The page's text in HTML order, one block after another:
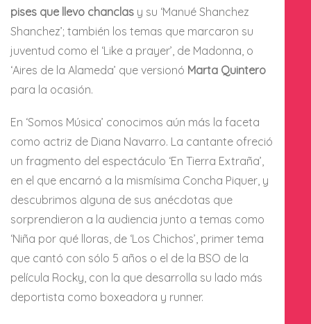
pises que llevo chanclas y su ‘Manué Shanchez
Shanchez’; también los temas que marcaron su
juventud como el ‘Like a prayer’, de Madonna, o
‘Aires de la Alameda’ que versionó Marta Quintero
para la ocasión.
En ‘Somos Música’ conocimos aún más la faceta
como actriz de Diana Navarro. La cantante ofreció
un fragmento del espectáculo ‘En Tierra Extraña’,
en el que encarnó a la mismísima Concha Piquer, y
descubrimos alguna de sus anécdotas que
sorprendieron a la audiencia junto a temas como
‘Niña por qué lloras, de ‘Los Chichos’, primer tema
que cantó con sólo 5 años o el de la BSO de la
película Rocky, con la que desarrolla su lado más
deportista como boxeadora y runner.